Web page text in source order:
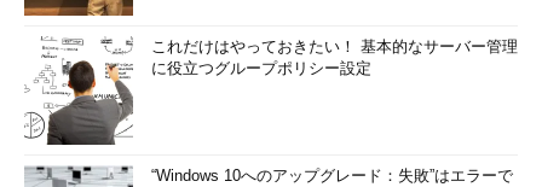
これだけはやっておきたい！ 基本的なサーバー管理
に役立つグループポリシー設定
“Windows 10へのアップグレード：失敗”はエラーで